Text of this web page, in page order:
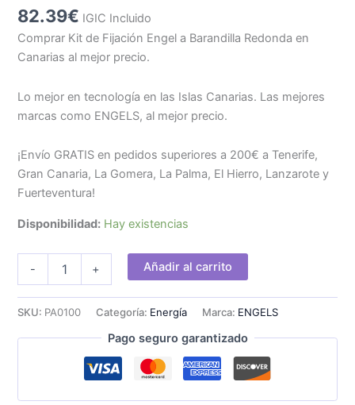
82.39€ IGIC Incluido
Comprar Kit de Fijación Engel a Barandilla Redonda en
Canarias al mejor precio.
Lo mejor en tecnología en las Islas Canarias. Las mejores
marcas como ENGELS, al mejor precio.
¡Envío GRATIS en pedidos superiores a 200€ a Tenerife,
Gran Canaria, La Gomera, La Palma, El Hierro, Lanzarote y
Fuerteventura!
Disponibilidad: Hay existencias
-
Engel
Barandilla
+ Añadir al carrito
SKU: PA0100 Categoría: Energía Marca: ENGELS
Pago seguro garantizado